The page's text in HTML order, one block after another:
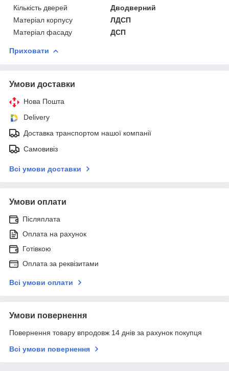
Кількість дверей
Дводверний
Матеріал корпусу
ЛДСП
Матеріал фасаду
ДСП
Приховати
Умови доставки
Нова Пошта
Delivery
Доставка транспортом нашої компанії
Самовивіз
Всі умови доставки
Умови оплати
Післяплата
Оплата на рахунок
Готівкою
Оплата за реквізитами
Всі умови оплати
Умови повернення
Повернення товару впродовж 14 днів за рахунок покупця
Всі умови повернення